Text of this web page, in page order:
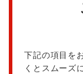
下記の項目を
くとスムーズ